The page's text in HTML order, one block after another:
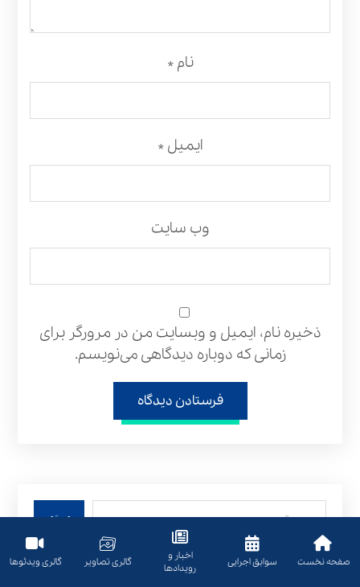
نام*
ایمیل*
وب‌ سایت
ذخیره نام، ایمیل و وبسایت من در مرورگر برای
زمانی که دوباره دیدگاهی می‌نویسم.
فرستادن دیدگاه
جستجو
صفحه نخست سوابق اجرایی
اخبار و
رویدادها
گالری تصاویر گالری ویدئوها